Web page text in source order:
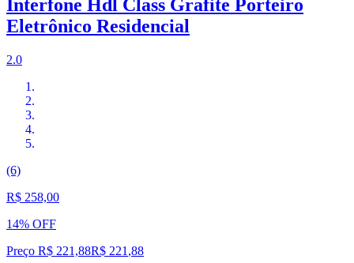
Interfone Hdl Class Grafite Porteiro
Eletrônico Residencial
2.0
(6)
R$ 258,00
14% OFF
Preço R$ 221,88R$ 221 ,88